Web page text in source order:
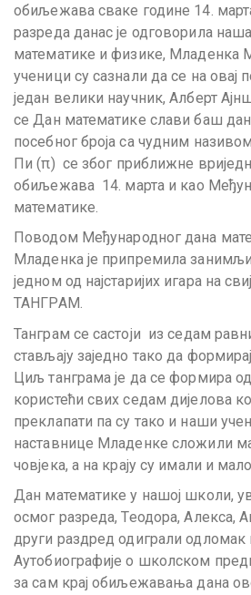
обиљежава сваке године 14.
разреда данас је одговорила
математике и физике, Младенка
ученици су сазнали да се на овај
један велики научник, Алберт
се Дан математике слави баш
посебног броја са чудним
Пи (π) се због приближне
обиљежава 14. марта и као
математике.
Поводом Међународног дана
Младенка је припремила
једном од најстаријих игара на
ТАНГРАМ.
Танграм се састоји из седам
стављају заједно тако да
Циљ танграма је да се формира
користећи свих седам дијелова
преклапати па су тако и наши
наставнице Младенке сложили
човјека, а на крају су имали и
Дан математике у нашој школи,
осмог разреда, Теодора, Алекса,
други раздред одиграли
Аутобиографије о школском
за сам крај обиљежавања дана